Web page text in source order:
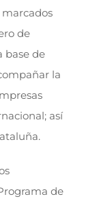
de
base de
la
así
de